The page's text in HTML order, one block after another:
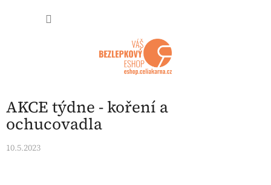
AKCE týdne - koření a
ochucovadla
10.5.2023